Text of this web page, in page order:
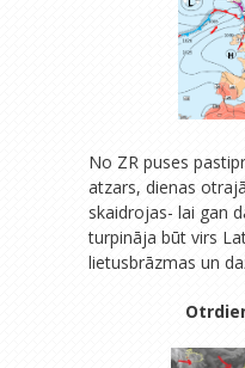
No ZR puses
atzars, dienas
skaidrojas- lai gan
turpināja būt virs
lietusbrāzmas un